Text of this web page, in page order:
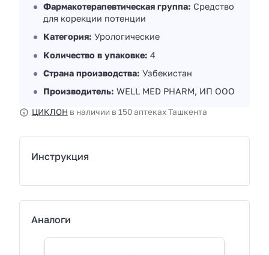
Фармакотерапевтическая группа: Средство
для корекции потенции
Категория: Урологические
Количество в упаковке: 4
Страна производства: Узбекистан
Производитель: WELL MED PHARM, ИП ООО
ЦИКЛОН в наличии в 150 аптеках Ташкента
Инструкция
Аналоги